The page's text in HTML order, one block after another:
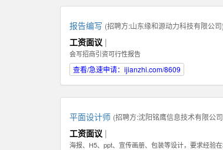
报告编写 (招聘方:山东缘和源动力科技有限公司)
工资面议 |
会写招商引资可行性报告
查看/急速申请：ijianzhi.com/8609
平面设计师 (招聘方:沈阳铭鹰信息技术有限公司
工资面议 |
海报、H5、ppt、宣传画册、包装等设计，要求经验